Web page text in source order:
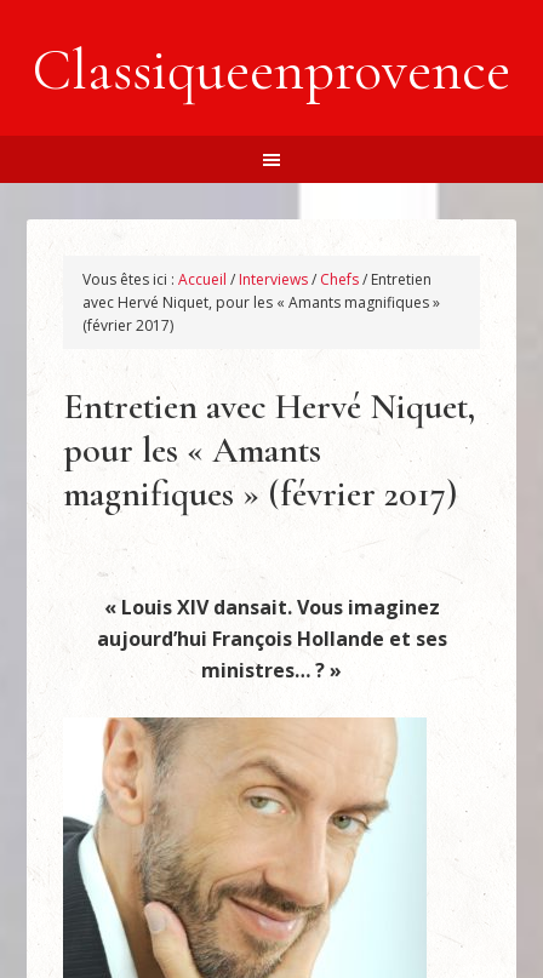
Classiqueenprovence
Vous êtes ici :Accueil / Interviews/ Chefs/ Entretien
avec Hervé Niquet, pour les « Amants magnifiques »
(février 2017)
Entretien avec Hervé Niquet,
pour les « Amants
magnifiques » (février 2017)
« Louis XIV dansait. Vous imaginez
aujourd’hui François Hollande et ses
ministres… ? »